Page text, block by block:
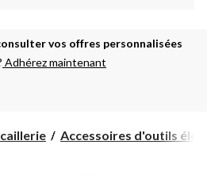
vos offres personnalisées
Adhérez maintenant
Accessoires d'outils